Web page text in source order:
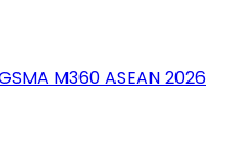
M360 ASEAN 2026